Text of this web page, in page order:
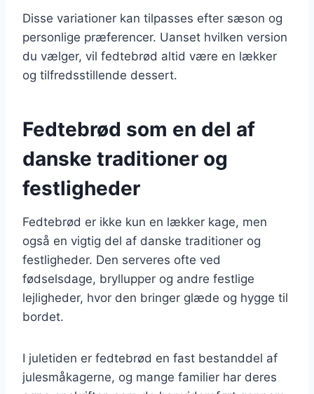
Disse variationer kan tilpasses efter sæson og
personlige præferencer. Uanset hvilken version
du vælger, vil fedtebrød altid være en lækker
og tilfredsstillende dessert.
Fedtebrød som en del af
danske traditioner og
festligheder
Fedtebrød er ikke kun en lækker kage, men
også en vigtig del af danske traditioner og
festligheder. Den serveres ofte ved
fødselsdage, bryllupper og andre festlige
lejligheder, hvor den bringer glæde og hygge til
bordet.
I juletiden er fedtebrød en fast bestanddel af
julesmåkagerne, og mange familier har deres